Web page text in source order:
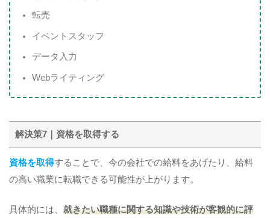
転売
イベントスタッフ
データ入力
Webライティング
解決策7｜資格を取得する
資格を取得することで、今の会社での給料をあげたり、給料
の高い職業に転職できる可能性が上がります。
具体的には、 就きたい職種に関する知識や技術が客観的に評